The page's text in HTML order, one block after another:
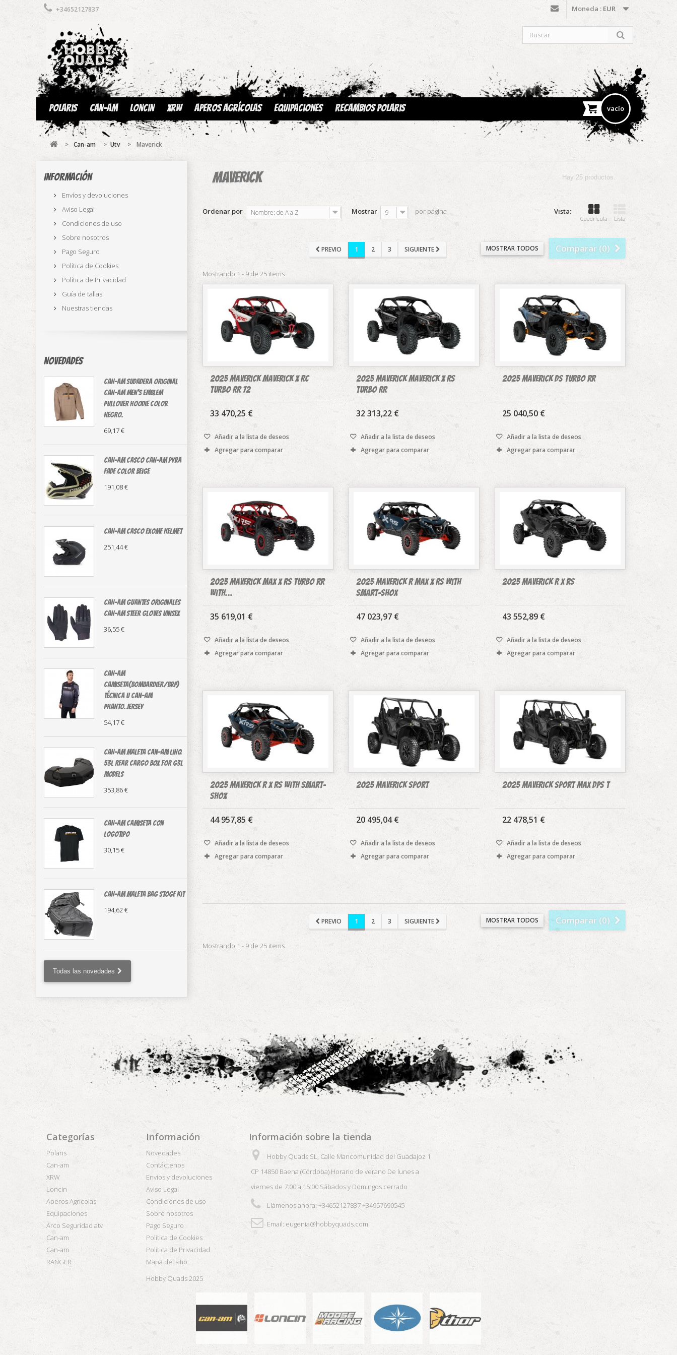
Moneda : EUR
+34652127837
vacío
Polaris Can-am Loncin XRW Aperos Agrícolas Equipaciones Recambios Polaris
> Can-am > Utv > Maverick
Información
Envíos y devoluciones
Aviso Legal
Condiciones de uso
Sobre nosotros
Pago Seguro
Política de Cookies
Política de Privacidad
Guía de tallas
Nuestras tiendas
Novedades
CAN-AM sudadera original
⁠Can-Am Men's Emblem
Pullover Hoodie color
negro.
69,17 €
CAN-AM casco Can-Am Pyra
Fade color beige
191,08 €
CAN-AM CASCO EXOME HELMET
251,44 €
CAN-AM guantes originales
Can-Am Steer Gloves Unisex
36,55 €
CAN-AM
CAMISETA(Bombardier/BRP)
técnica U Can-Am
Phanto.Jersey
54,17 €
CAN-AM MALETA Can-Am LinQ
53L Rear Cargo Box For G3L
Models
353,86 €
CAN-AM CAMISETA CON
LOGOTIPO
30,15 €
CAN-AM MALETA BAG STOGE KIT
194,62 €
Todas las novedades
Maverick Hay 25 productos.
Vista:
Cuadrícula Lista
Ordenar por Nombre: de A a Z Mostrar 9 por página
Comparar (0)
MOSTRAR TODOS
PREVIO 1 2 3 SIGUIENTE
Mostrando 1 - 9 de 25 items
2025 Maverick Maverick X rc
TURBO RR 72
33 470,25 €
Añadir a la lista de deseos
Agregar para comparar
2025 Maverick Maverick X rs
TURBO RR
32 313,22 €
Añadir a la lista de deseos
Agregar para comparar
2025 Maverick DS TURBO RR
25 040,50 €
Añadir a la lista de deseos
Agregar para comparar
2025 Maverick MAX X rs Turbo RR
with...
35 619,01 €
Añadir a la lista de deseos
Agregar para comparar
2025 Maverick R MAX X rs with
Smart-Shox
47 023,97 €
Añadir a la lista de deseos
Agregar para comparar
2025 Maverick R X rs
43 552,89 €
Añadir a la lista de deseos
Agregar para comparar
2025 Maverick R X rs with Smart-
Shox
44 957,85 €
Añadir a la lista de deseos
Agregar para comparar
2025 Maverick Sport
20 495,04 €
Añadir a la lista de deseos
Agregar para comparar
2025 Maverick Sport MAX DPS T
22 478,51 €
Añadir a la lista de deseos
Agregar para comparar
Comparar (0)
MOSTRAR TODOS
PREVIO 1 2 3 SIGUIENTE
Mostrando 1 - 9 de 25 items
Categorías
Polaris
Can-am
XRW
Loncin
Aperos Agrícolas
Equipaciones
Arco Seguridad atv
Can-am
Can-am
RANGER
Información
Novedades
Contáctenos
Envíos y devoluciones
Aviso Legal
Condiciones de uso
Sobre nosotros
Pago Seguro
Política de Cookies
Política de Privacidad
Mapa del sitio
Hobby Quads 2025
Información sobre la tienda
Hobby Quads SL, Calle Mancomunidad del Guadajoz 1
CP 14850 Baena (Córdoba) Horario de verano De lunes a
viernes de 7:00 a 15:00 Sábados y Domingos cerrado
Llámenos ahora: +34652127837 +34957690545
Email: eugenia@hobbyquads.com